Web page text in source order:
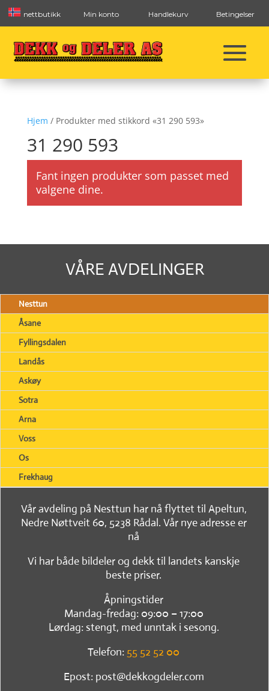
nettbutikk Min konto Handlekurv Betingelser
Hjem / Produkter med stikkord «31 290 593»
31 290 593
Fant ingen produkter som passet med
valgene dine.
VÅRE AVDELINGER
Nesttun
Åsane
Fyllingsdalen
Landås
Askøy
Sotra
Arna
Voss
Os
Frekhaug
Vår avdeling på Nesttun har nå flyttet til Apeltun,
Nedre Nøttveit 60, 5238 Rådal. Vår nye adresse er
nå
Vi har både bildeler og dekk til landets kanskje
beste priser.
Åpningstider
Mandag-fredag: 09:00 – 17:00
Lørdag: stengt, med unntak i sesong.
Telefon: 55 52 52 00
Epost: post@dekkogdeler.com